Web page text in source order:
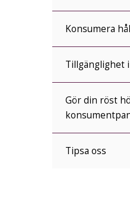
Konsumera
Tillgänglighet
Gör din röst
Tipsa oss